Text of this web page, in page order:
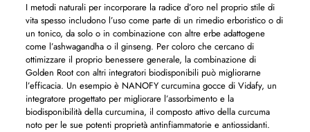
I metodi naturali per incorporare la radice d’oro nel proprio stile di
vita spesso includono l’uso come parte di un rimedio erboristico o di
un tonico, da solo o in combinazione con altre erbe adattogene
come l’ashwagandha o il ginseng. Per coloro che cercano di
ottimizzare il proprio benessere generale, la combinazione di
Golden Root con altri integratori biodisponibili può migliorarne
l’efficacia. Un esempio è NANOFY curcumina gocce di Vidafy, un
integratore progettato per migliorare l’assorbimento e la
biodisponibilità della curcumina, il composto attivo della curcuma
noto per le sue potenti proprietà antinfiammatorie e antiossidanti.